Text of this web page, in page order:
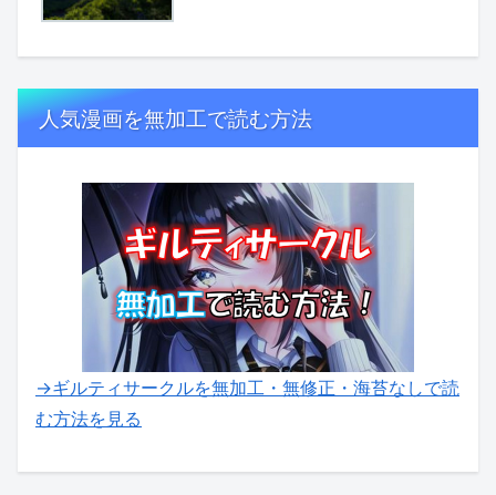
人気漫画を無加工で読む方法
→ギルティサークルを無加工・無修正・海苔なしで読
む方法を見る